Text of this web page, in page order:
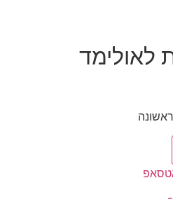
לאולימד